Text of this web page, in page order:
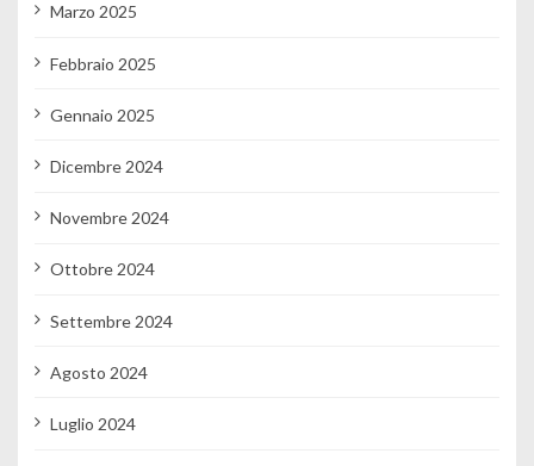
Marzo 2025
Febbraio 2025
Gennaio 2025
Dicembre 2024
Novembre 2024
Ottobre 2024
Settembre 2024
Agosto 2024
Luglio 2024